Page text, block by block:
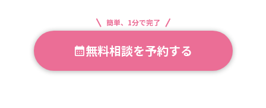
簡単、1分で完了
無料相談を予約する